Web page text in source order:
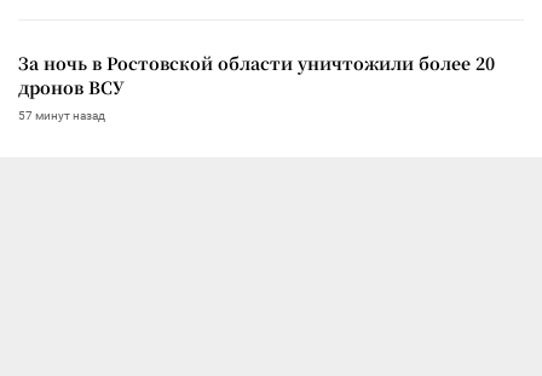
За ночь в Ростовской области уничтожили более 20
дронов ВСУ
57 минут назад